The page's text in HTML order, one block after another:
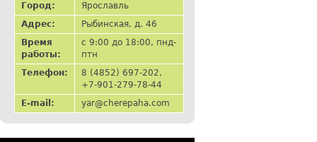
Город:
Ярославль
Адрес:
Рыбинская, д. 46
Время
работы:
с 9:00 до 18:00, пнд-
птн
Телефон:
8 (4852) 697-202,
+7-901-279-78-44
E-mail:
yar@cherepaha.com